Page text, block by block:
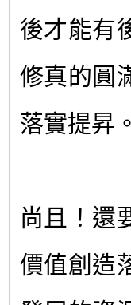
後才能有
修真的圓
落實提昇。
尚且！還
價值創造